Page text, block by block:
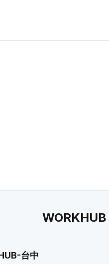
WORKHUB
台中